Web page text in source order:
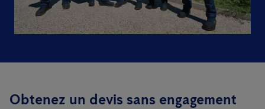
Obtenez un devis sans engagement